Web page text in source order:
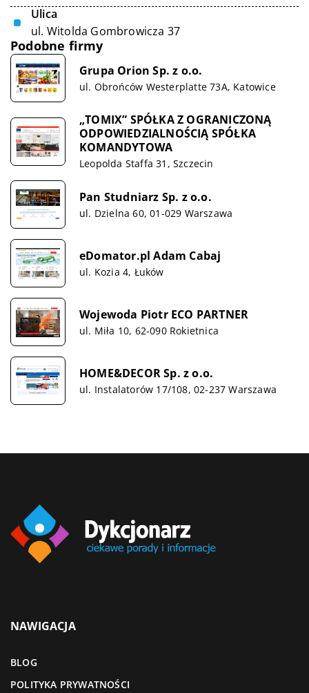
Ulica
ul. Witolda Gombrowicza 37
Podobne firmy
Grupa Orion Sp. z o.o.
ul. Obrońców Westerplatte 73A, Katowice
„TOMIX” SPÓŁKA Z OGRANICZONĄ
ODPOWIEDZIALNOŚCIĄ SPÓŁKA
KOMANDYTOWA
Leopolda Staffa 31, Szczecin
Pan Studniarz Sp. z o.o.
ul. Dzielna 60, 01-029 Warszawa
eDomator.pl Adam Cabaj
ul. Kozia 4, Łuków
Wojewoda Piotr ECO PARTNER
ul. Miła 10, 62-090 Rokietnica
HOME&DECOR Sp. z o.o.
ul. Instalatorów 17/108, 02-237 Warszawa
NAWIGACJA
BLOG
POLITYKA PRYWATNOŚCI